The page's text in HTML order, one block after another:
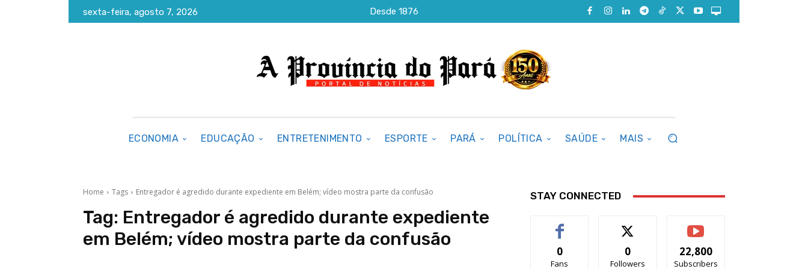
sexta-feira, agosto 7, 2026 Desde 1876
ECONOMIA EDUCAÇÃO ENTRETENIMENTO ESPORTE PARÁ POLÍTICA SAÚDE MAIS
Home Tags Entregador é agredido durante expediente em Belém; vídeo mostra parte da confusão
Tag: Entregador é agredido durante expediente
em Belém; vídeo mostra parte da confusão
STAY CONNECTED
0
Fans
0
Followers
22,800
Subscribers